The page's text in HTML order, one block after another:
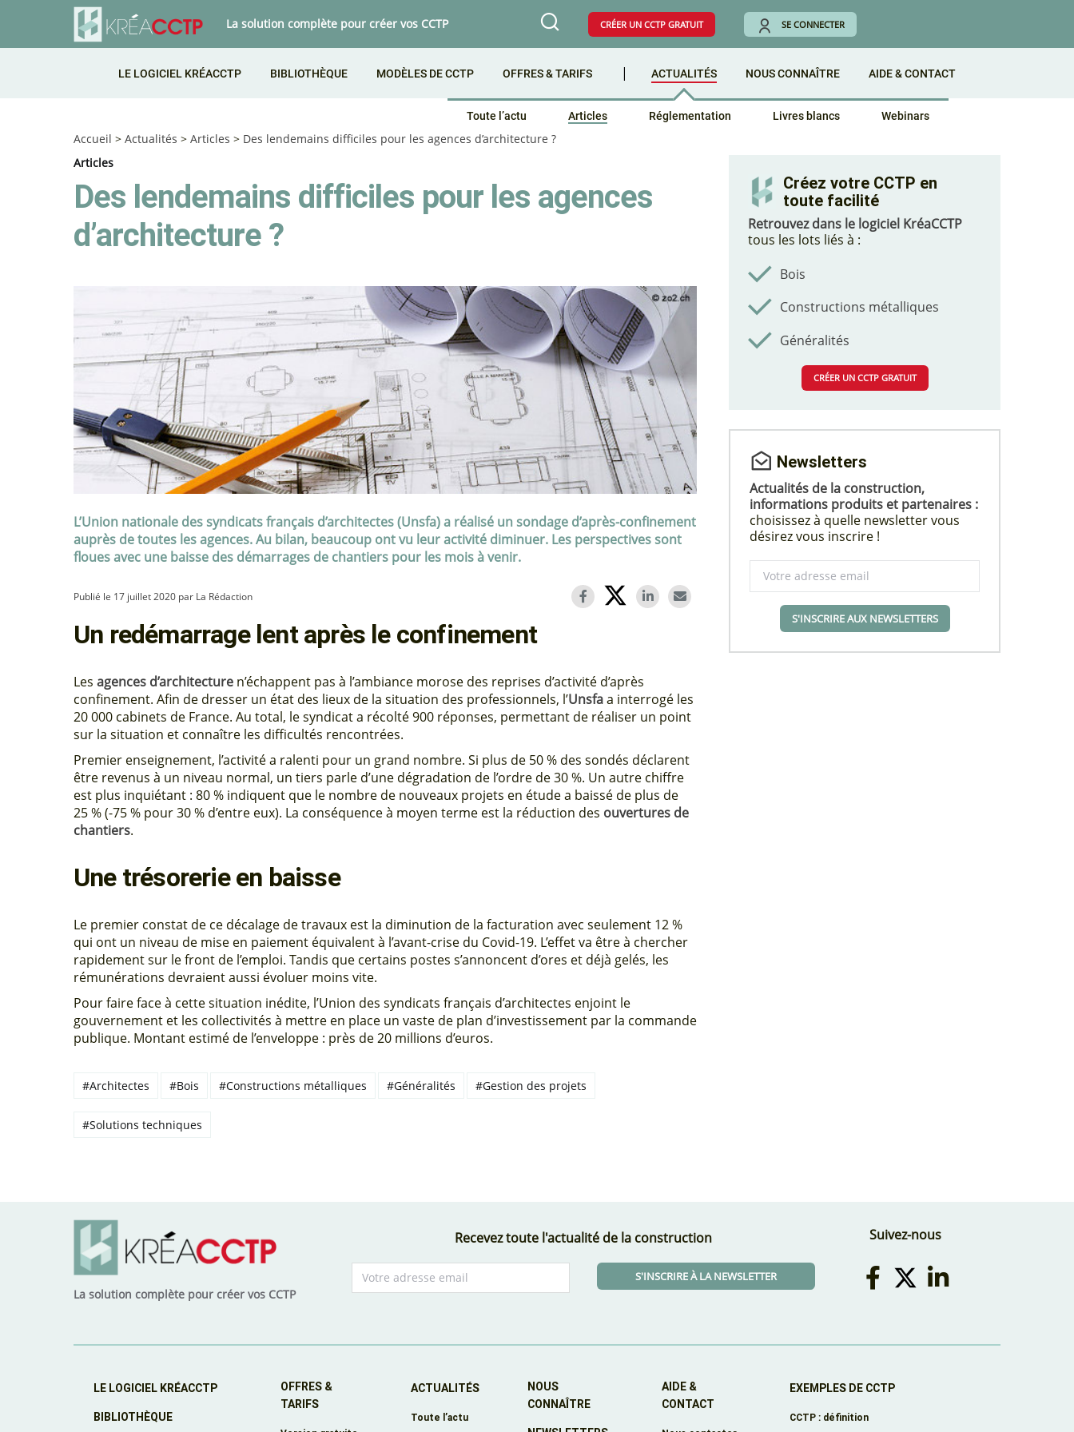
La solution complète pour créer vos CCTP CRÉER UN CCTP GRATUIT SE CONNECTER
LE LOGICIEL KRÉACCTP BIBLIOTHÈQUE MODÈLES DE CCTP OFFRES & TARIFS ACTUALITÉS
Toute l’actu Articles Réglementation Livres blancs Webinars
NOUS CONNAÎTRE AIDE & CONTACT
Accueil > Actualités > Articles > Des lendemains difficiles pour les agences d’architecture ?
Articles
Des lendemains difficiles pour les agences
d’architecture ?
L’Union nationale des syndicats français d’architectes (Unsfa) a réalisé un sondage d’après-confinement
auprès de toutes les agences. Au bilan, beaucoup ont vu leur activité diminuer. Les perspectives sont
floues avec une baisse des démarrages de chantiers pour les mois à venir.
Publié le 17 juillet 2020 par La Rédaction
Un redémarrage lent après le confinement
Les agences d’architecture n’échappent pas à l’ambiance morose des reprises d’activité d’après
confinement. Afin de dresser un état des lieux de la situation des professionnels, l’Unsfaa interrogé les
20 000 cabinets de France. Au total, le syndicat a récolté 900 réponses, permettant de réaliser un point
sur la situation et connaître les difficultés rencontrées.
Premier enseignement, l’activité a ralenti pour un grand nombre. Si plus de 50 % des sondés déclarent
être revenus à un niveau normal, un tiers parle d’une dégradation de l’ordre de 30 %. Un autre chiffre
est plus inquiétant : 80 % indiquent que le nombre de nouveaux projets en étude a baissé de plus de
25 % (-75 % pour 30 % d’entre eux). La conséquence à moyen terme est la réduction des ouvertures de
chantiers.
Une trésorerie en baisse
Le premier constat de ce décalage de travaux est la diminution de la facturation avec seulement 12 %
qui ont un niveau de mise en paiement équivalent à l’avant-crise du Covid-19. L’effet va être à chercher
rapidement sur le front de l’emploi. Tandis que certains postes s’annoncent d’ores et déjà gelés, les
rémunérations devraient aussi évoluer moins vite.
Pour faire face à cette situation inédite, l’Union des syndicats français d’architectes enjoint le
gouvernement et les collectivités à mettre en place un vaste de plan d’investissement par la commande
publique. Montant estimé de l’enveloppe : près de 20 millions d’euros.
#Architectes #Bois #Constructions métalliques #Généralités #Gestion des projets
#Solutions techniques
Créez votre CCTP en
toute facilité
Retrouvez dans le logiciel KréaCCTP
tous les lots liés à :
Bois
Constructions métalliques
Généralités
CRÉER UN CCTP GRATUIT
Newsletters
Actualités de la construction,
informations produits et partenaires :
choisissez à quelle newsletter vous
désirez vous inscrire !
S'INSCRIRE AUX NEWSLETTERS
La solution complète pour créer vos CCTP
Recevez toute l'actualité de la construction
S'INSCRIRE À LA NEWSLETTER
Suivez-nous
LE LOGICIEL KRÉACCTP
BIBLIOTHÈQUE
OFFRES &
TARIFS
ACTUALITÉS
Toute l’actu
NOUS
CONNAÎTRE
AIDE &
CONTACT
EXEMPLES DE CCTP
CCTP : définition